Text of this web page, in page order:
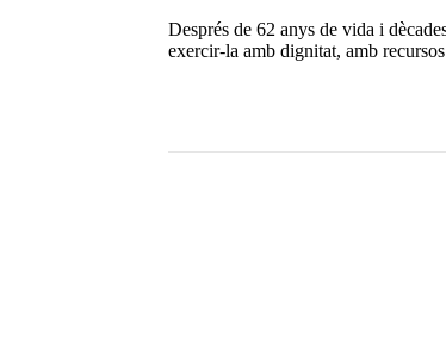
Després de 62 anys de vida i
exercir-la amb dignitat, amb